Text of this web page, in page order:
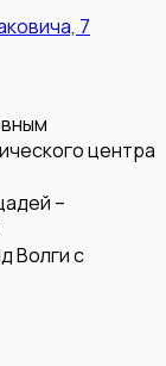
7
центра
–
Волги с